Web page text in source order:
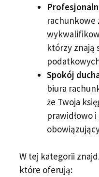
rachunkowe
którzy znają
Spokój
biura
że Twoja
prawidłowo
W tej kategorii
które oferują: